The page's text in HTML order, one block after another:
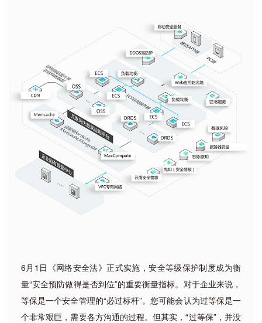
6月1日《网络安全法》正式实施，安全等级保护制度成为衡
量“安全预防做得是否到位”的重要衡量指标。对于企业来说，
等保是一个安全管理的“必过标杆”。您可能会认为过等保是一
个非常艰巨，需要各方沟通的过程。但其实，“过等保”，并没